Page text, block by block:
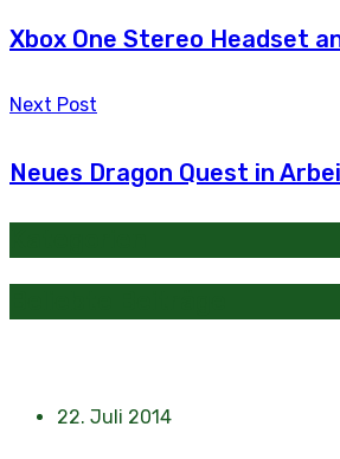
Xbox One Stereo Headset
Next Post
Neues Dragon Quest in
22. Juli 2014